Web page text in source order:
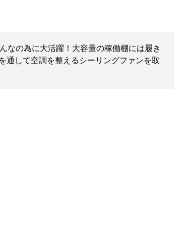
なの為に大活躍！大容量の稼働棚には履き
して空調を整えるシーリングファンを取